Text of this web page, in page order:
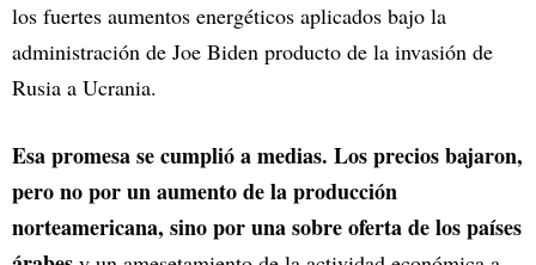
los fuertes aumentos energéticos aplicados bajo la
administración de Joe Biden producto de la invasión de
Rusia a Ucrania.
Esa promesa se cumplió a medias. Los precios bajaron,
pero no por un aumento de la producción
norteamericana, sino por una sobre oferta de los países